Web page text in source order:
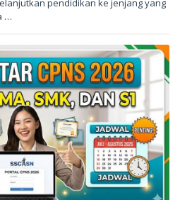
pendidikan ke jenjang yang
…